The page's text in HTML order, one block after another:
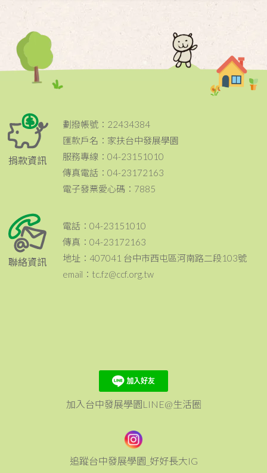
捐款資訊
劃撥帳號：22434384
匯款戶名：家扶台中發展學園
服務專線：04-23151010
傳真電話：04-23172163
電子發票愛心碼：7885
聯絡資訊
電話：04-23151010
傳真：04-23172163
地址：407041 台中市西屯區河南路二段103號
email：tc.fz@ccf.org.tw
加入台中發展學園LINE@生活圈
追蹤台中發展學園_好好長大IG